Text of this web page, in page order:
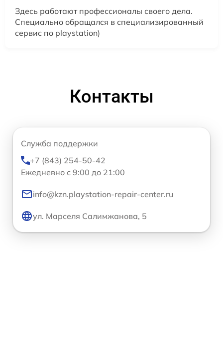
Здесь работают профессионалы своего дела.
Специально обращался в специализированный
сервис по playstation)
Контакты
Служба поддержки
+7 (843) 254-50-42
Ежедневно с 9:00 до 21:00
info@kzn.playstation-repair-center.ru
ул. Марселя Салимжанова, 5